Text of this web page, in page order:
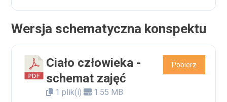
Wersja schematyczna konspektu
Ciało człowieka -
schemat zajęć
1 plik(i) 1.55 MB
Pobierz